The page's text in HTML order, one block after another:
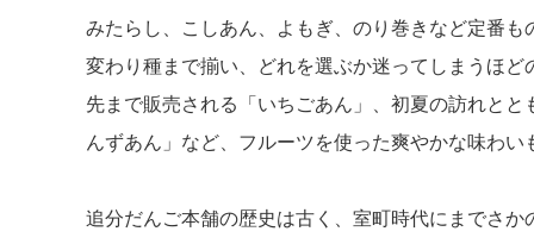
みたらし、こしあん、よもぎ、のり巻きなど定番
変わり種まで揃い、どれを選ぶか迷ってしまうほ
先まで販売される「いちごあん」、初夏の訪れと
んずあん」など、フルーツを使った爽やかな味わい
追分だんご本舗の歴史は古く、室町時代にまでさ